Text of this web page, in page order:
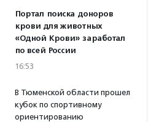
Портал поиска доноров
крови для животных
«Одной Крови» заработал
по всей России
16:53
В Тюменской области прошел
кубок по спортивному
ориентированию